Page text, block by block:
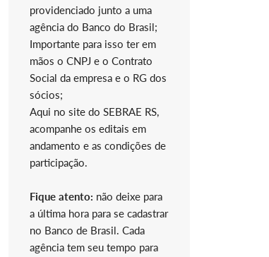
providenciado junto a uma
agência do Banco do Brasil;
Importante para isso ter em
mãos o CNPJ e o Contrato
Social da empresa e o RG dos
sócios;
Aqui no site do SEBRAE RS,
acompanhe os editais em
andamento e as condições de
participação.
Fique atento: não deixe para
a última hora para se cadastrar
no Banco de Brasil. Cada
agência tem seu tempo para